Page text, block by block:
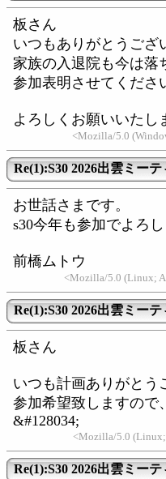
板さん
いつもありがとうござ
家族の入退院も今は落
参加表明させてくださ
よろしくお願いいたし
<Mozilla/5.0
Re(1):S30 2026出雲ミー
お世話さまです。
s30今年も参加でよろ
前橋ムトウ
<Mozilla/5.0 (Linux;
Re(1):S30 2026出雲ミー
板さん
いつも計画ありがとう
参加希望致しますので
&#128034;
<Mozilla/5.0
Re(1):S30 2026出雲ミー